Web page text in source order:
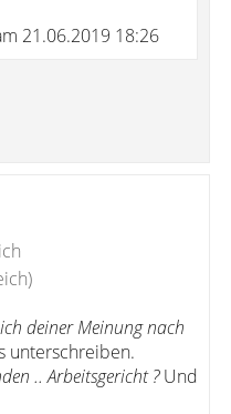
21.06.2019 18:26
deiner Meinung nach
unterschreiben.
.. Arbeitsgericht ?Und